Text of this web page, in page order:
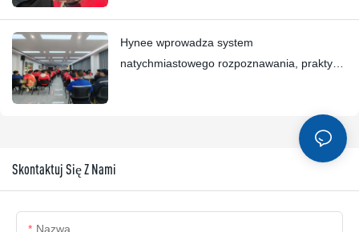
Hynee wprowadza system
natychmiastowego rozpoznawania, praktyka
Skontaktuj Się Z Nami
Nazwa